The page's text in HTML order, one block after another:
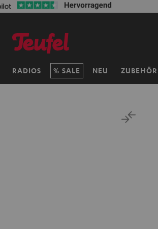
RADIOS SALE NEU ZUBEHÖR